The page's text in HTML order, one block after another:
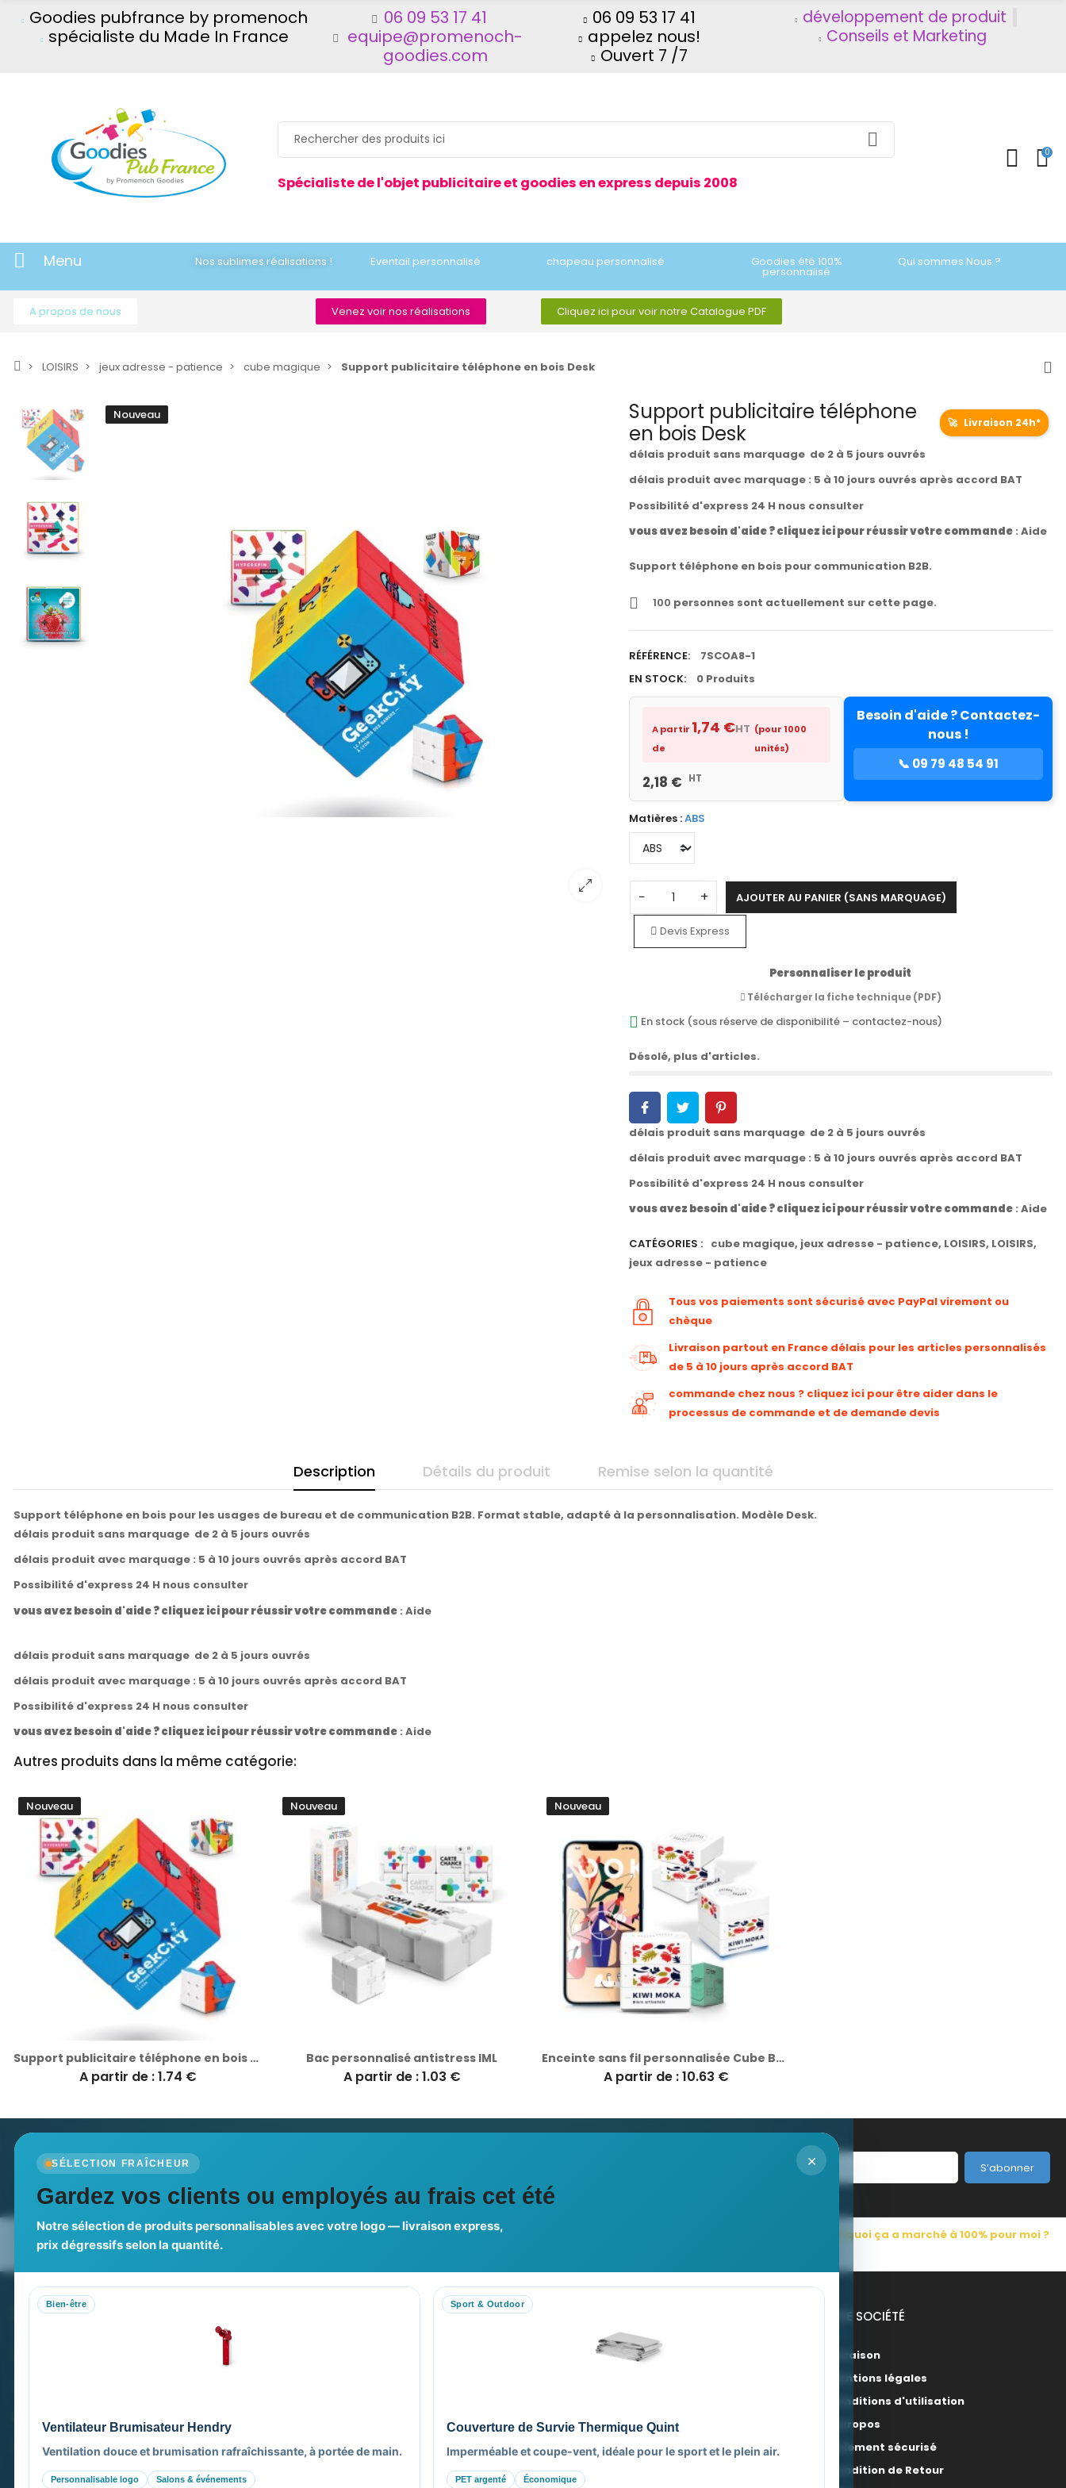
Goodies pubfrance by promenoch
spécialiste du Made In France
06 09 53 17 41
equipe@promenoch-
goodies.com
06 09 53 17 41
appelez nous!
Ouvert 7 /7
développement de produit
Conseils et Marketing
Spécialiste de l'objet publicitaire et goodies en express depuis 2008
0
Menu Nos sublimes réalisations ! Eventail personnalisé chapeau personnalisé Goodies été 100%
personnalisé
Qui sommes Nous ?
A propos de nous Venez voir nos réalisations Cliquez ici pour voir notre Catalogue PDF
LOISIRS jeux adresse - patience cube magique Support publicitaire téléphone en bois Desk
Nouveau
Support publicitaire téléphone
en bois Desk
🚀 Livraison 24h*
délais produit sans marquage de 2 à 5 jours ouvrés
délais produit avec marquage : 5 à 10 jours ouvrés après accord BAT
Possibilité d'express 24 H nous consulter
vous avez besoin d'aide ? cliquez ici pour réussir votre commande: Aide
Support téléphone en bois pour communication B2B.
100 personnes sont actuellement sur cette page.
RÉFÉRENCE:
7SCOA8-1
EN STOCK:
0 Produits
A partir
de
1,74 €HT (pour 1000
unités)
2,18 € HT
Besoin d'aide ? Contactez-
nous !
📞 09 79 48 54 91
Matières :ABS
− + AJOUTER AU PANIER (SANS MARQUAGE)
Devis Express
Personnaliser le produit
Télécharger la fiche technique (PDF)
En stock (sous réserve de disponibilité – contactez-nous)
Désolé, plus d'articles.
délais produit sans marquage de 2 à 5 jours ouvrés
délais produit avec marquage : 5 à 10 jours ouvrés après accord BAT
Possibilité d'express 24 H nous consulter
vous avez besoin d'aide ? cliquez ici pour réussir votre commande: Aide
CATÉGORIES : cube magique, jeux adresse - patience, LOISIRS, LOISIRS,
jeux adresse - patience
Tous vos paiements sont sécurisé avec PayPal virement ou
chèque
Livraison partout en France délais pour les articles personnalisés
de 5 à 10 jours après accord BAT
commande chez nous ? cliquez ici pour être aider dans le
processus de commande et de demande devis
Description Détails du produit Remise selon la quantité
Support téléphone en bois pour les usages de bureau et de communication B2B. Format stable, adapté à la personnalisation. Modèle Desk.
délais produit sans marquage de 2 à 5 jours ouvrés
délais produit avec marquage : 5 à 10 jours ouvrés après accord BAT
Possibilité d'express 24 H nous consulter
vous avez besoin d'aide ? cliquez ici pour réussir votre commande : Aide
délais produit sans marquage de 2 à 5 jours ouvrés
délais produit avec marquage : 5 à 10 jours ouvrés après accord BAT
Possibilité d'express 24 H nous consulter
vous avez besoin d'aide ? cliquez ici pour réussir votre commande : Aide
Autres produits dans la même catégorie:
Nouveau
Support publicitaire téléphone en bois Desk
A partir de : 1.74 €
Nouveau
Bac personnalisé antistress IML
A partir de : 1.03 €
Nouveau
Enceinte sans fil personnalisée Cube BT5.0 - Cadeau d'entreprise idéal
A partir de : 10.63 €
×
SÉLECTION FRAÎCHEUR
Gardez vos clients ou employés au frais cet été
Notre sélection de produits personnalisables avec votre logo — livraison express,
prix dégressifs selon la quantité.
Bien-être
Ventilateur Brumisateur Hendry
Ventilation douce et brumisation rafraîchissante, à portée de main.
Personnalisable logo Salons & événements
Sport & Outdoor
Couverture de Survie Thermique Quint
Imperméable et coupe-vent, idéale pour le sport et le plein air.
PET argenté Économique
Newsletter
S’abonner
Nos expertises & accompagnement
global
Pourquoi nous choisir ? Pourquoi ça a marché à 100% pour moi ?
PROMENOCH GOODIES
Goodies Pubfrance est édité par Promenoch
equipe@promenoch-goodies.com
Mes informations
Nos Promotions
Plan du site
NOTRE SOCIÉTÉ
Livraison
Mentions légales
Conditions d'utilisation
A propos
Paiement sécurisé
Condition de Retour